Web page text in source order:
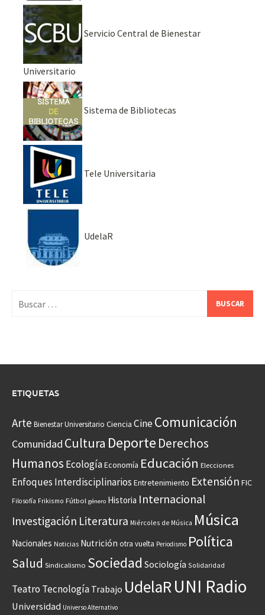
Servicio Central de Bienestar
Universitario
Sistema de Bibliotecas
Tele Universitaria
UdelaR
ETIQUETAS
Arte Bienestar Universitario Ciencia CineComunicación
Comunidad Cultura Deporte Derechos
Humanos EcologíaEconomía Educación Elecciones
Enfoques Interdisciplinarios Entretenimiento Extensión FIC
Filosofía Frikismo Fútbol género Historia Internacional
Investigación Literatura Miércoles de Música Música
Nacionales Noticias Nutrición otra vuelta Periodismo Política
Salud Sindicalismo Sociedad Sociología Solidaridad
Teatro Tecnología Trabajo UdelaRUNI Radio
Universidad Universo Alternativo